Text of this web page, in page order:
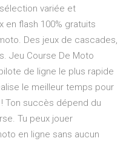
variée et
en flash 100% gratuits
Des jeux de cascades,
Jeu Course De Moto
de ligne le plus rapide
le meilleur temps pour
Ton succès dépend du
Tu peux jouer
en ligne sans aucun